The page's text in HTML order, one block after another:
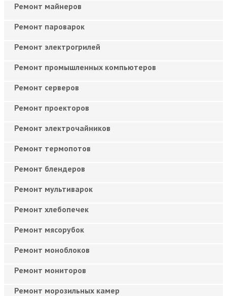
Ремонт майнеров
Ремонт пароварок
Ремонт электрогрилей
Ремонт промышленных компьютеров
Ремонт серверов
Ремонт проекторов
Ремонт электрочайников
Ремонт термопотов
Ремонт блендеров
Ремонт мультиварок
Ремонт хлебопечек
Ремонт мясорубок
Ремонт моноблоков
Ремонт мониторов
Ремонт морозильных камер